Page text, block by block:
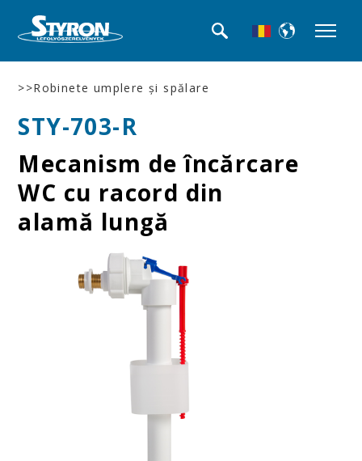
>>Robinete umplere şi spălare
STY-703-R
Mecanism de încărcare
WC cu racord din
alamă lungă